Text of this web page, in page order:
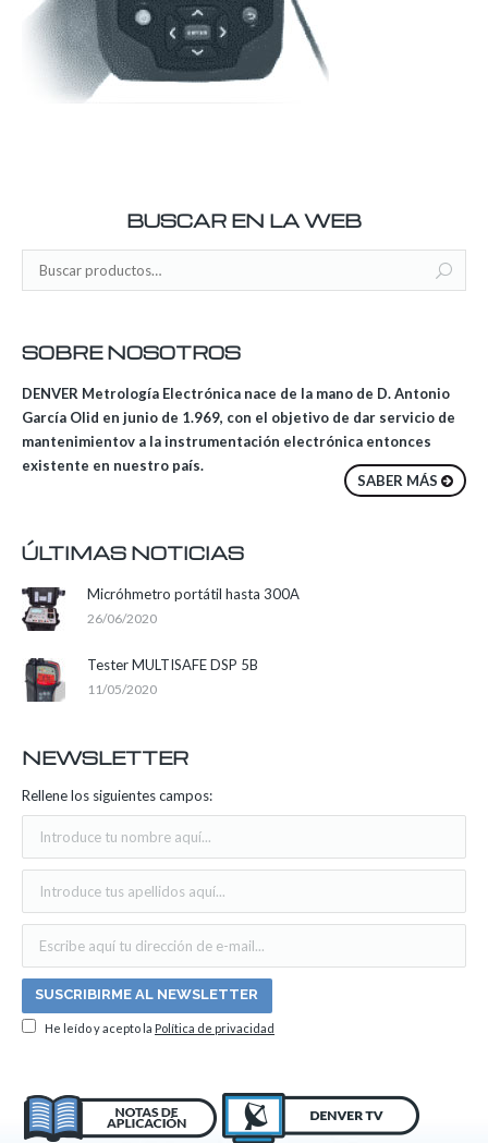
BUSCAR EN LA WEB
SOBRE NOSOTROS
DENVER Metrología Electrónica nace de la mano de D. Antonio
García Olid en junio de 1.969, con el objetivo de dar servicio de
mantenimientov a la instrumentación electrónica entonces
existente en nuestro país.
SABER MÁS
ÚLTIMAS NOTICIAS
Micróhmetro portátil hasta 300A
26/06/2020
Tester MULTISAFE DSP 5B
11/05/2020
NEWSLETTER
Rellene los siguientes campos:
He leído y acepto la Política de privacidad